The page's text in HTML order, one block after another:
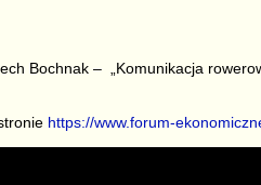
Bochnak – „Komunikacja
https://www.forum-